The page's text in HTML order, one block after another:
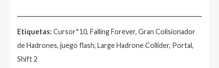
Etiquetas: Cursor*10, Falling Forever, Gran Colisionador
de Hadrones, juego flash, Large Hadrone Collider, Portal,
Shift 2